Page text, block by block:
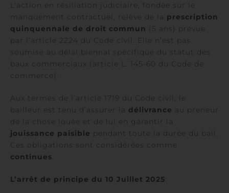
L’action en résiliation judiciaire, fondée sur le
manquement contractuel, relève de la prescription
quinquennale de droit commun
(5 ans) prévue
par l’article 2224 du Code civil. Elle n’est pas
soumise au délai biennal spécifique du statut des
baux commerciaux (article L. 145-60 du Code de
commerce).
Aux termes de l’article 1719 du Code civil, le
bailleur est tenu d’assurer la délivrance
au preneur
de la chose louée et de lui en garantir la
jouissance paisible
pendant toute la durée du bail.
Ces obligations sont considérées comme
continues.
L’arrêt de principe du 10 Juillet 2025: